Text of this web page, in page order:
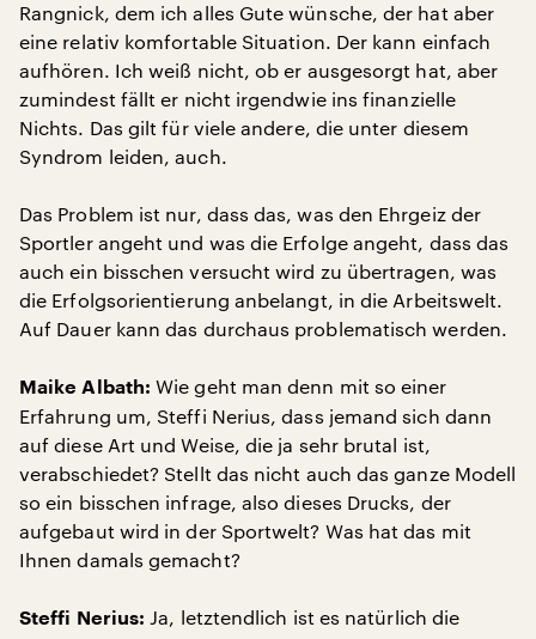
Rangnick, dem ich alles Gute wünsche, der hat aber
eine relativ komfortable Situation. Der kann einfach
aufhören. Ich weiß nicht, ob er ausgesorgt hat, aber
zumindest fällt er nicht irgendwie ins finanzielle
Nichts. Das gilt für viele andere, die unter diesem
Syndrom leiden, auch.
Das Problem ist nur, dass das, was den Ehrgeiz der
Sportler angeht und was die Erfolge angeht, dass das
auch ein bisschen versucht wird zu übertragen, was
die Erfolgsorientierung anbelangt, in die Arbeitswelt.
Auf Dauer kann das durchaus problematisch werden.
Maike Albath: Wie geht man denn mit so einer
Erfahrung um, Steffi Nerius, dass jemand sich dann
auf diese Art und Weise, die ja sehr brutal ist,
verabschiedet? Stellt das nicht auch das ganze Modell
so ein bisschen infrage, also dieses Drucks, der
aufgebaut wird in der Sportwelt? Was hat das mit
Ihnen damals gemacht?
Steffi Nerius: Ja, letztendlich ist es natürlich die